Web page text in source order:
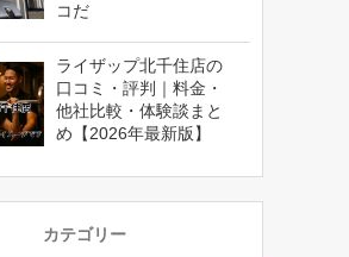
コだ
ライザップ北千住店の
口コミ・評判｜料金・
他社比較・体験談まと
め【2026年最新版】
カテゴリー